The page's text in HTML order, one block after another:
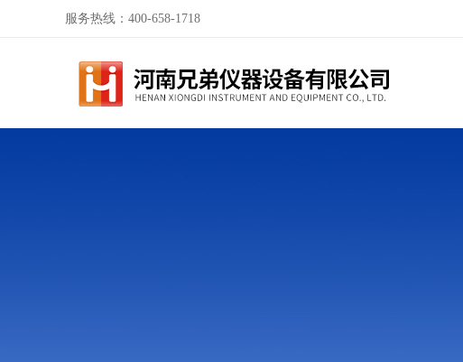
服务热线：400-658-1718